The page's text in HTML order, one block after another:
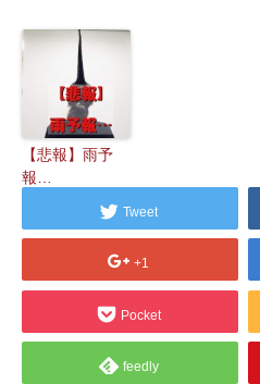
【悲報】雨予
報…
Tweet
+1
Pocket
feedly